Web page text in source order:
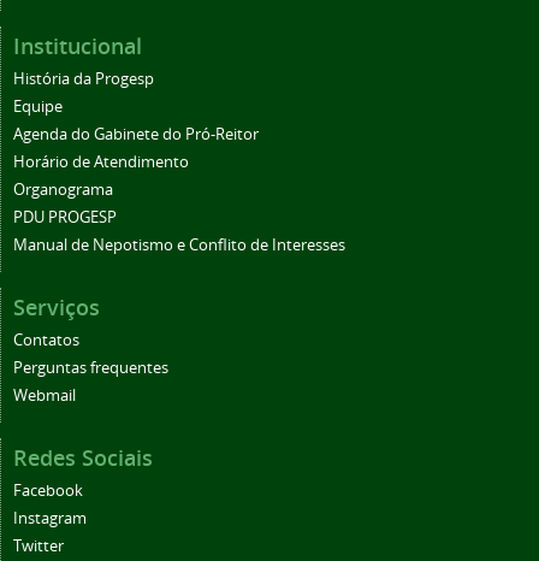
Institucional
História da Progesp
Equipe
Agenda do Gabinete do Pró-Reitor
Horário de Atendimento
Organograma
PDU PROGESP
Manual de Nepotismo e Conflito de Interesses
Serviços
Contatos
Perguntas frequentes
Webmail
Redes Sociais
Facebook
Instagram
Twitter